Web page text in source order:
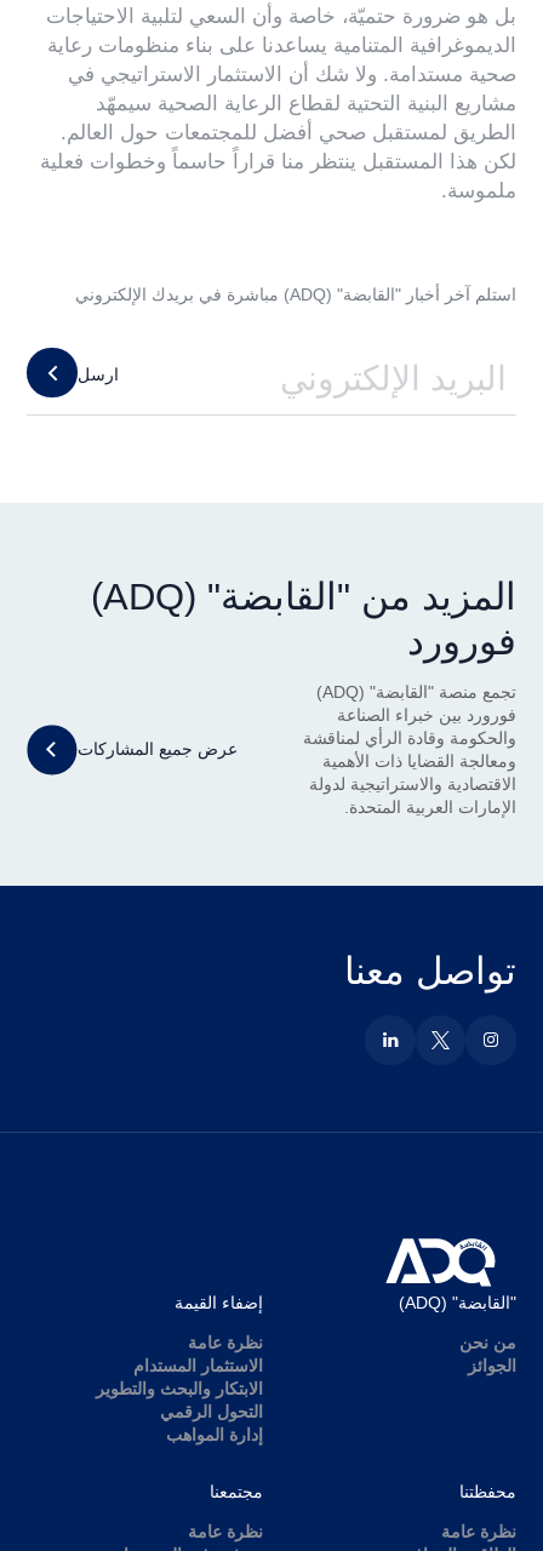
بل هو ضرورة حتميّة، خاصة وأن السعي لتلبية الاحتياجات
الديموغرافية المتنامية يساعدنا على بناء منظومات رعاية
صحية مستدامة. ولا شك أن الاستثمار الاستراتيجي في
مشاريع البنية التحتية لقطاع الرعاية الصحية سيمهّد
الطريق لمستقبل صحي أفضل للمجتمعات حول العالم.
لكن هذا المستقبل ينتظر منا قراراً حاسماً وخطوات فعلية
ملموسة.
استلم آخر أخبار "القابضة" (ADQ) مباشرة في بريدك الإلكتروني
ارسل
المزيد من "القابضة" (ADQ)
فورورد
تجمع منصة "القابضة" (ADQ)
فورورد بين خبراء الصناعة
والحكومة وقادة الرأي لمناقشة
ومعالجة القضايا ذات الأهمية
الاقتصادية والاستراتيجية لدولة
الإمارات العربية المتحدة.
عرض جميع المشاركات
تواصل معنا
"القابضة" (ADQ)
من نحن
الجوائز
إضفاء القيمة
نظرة عامة
الاستثمار المستدام
الابتكار والبحث والتطوير
التحول الرقمي
إدارة المواهب
محفظتنا
نظرة عامة
مجتمعنا
نظرة عامة